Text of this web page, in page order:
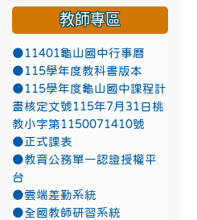
教師專區
●11401龜山國中行事曆
●115學年度教科書版本
●115學年度龜山國中課程計
畫核定文號115年7月31日桃
教小字第1150071410號
●正式課表
●教育公務單一認證授權平
台
●雲端差勤系統
●全國教師研習系統